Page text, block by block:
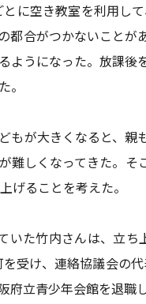
に空き教室を利用し
都合がつかないこと
ようになった。放課
。
もが大きくなると、
難しくなってきた。
げることを考えた。
いた竹内さんは、立
受け、連絡協議会
府立青少年会館を退職